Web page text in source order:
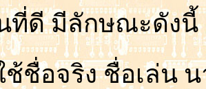
ที่ดี มีลักษณะดังนี้
ช้ชื่อจริง ชื่อเล่น